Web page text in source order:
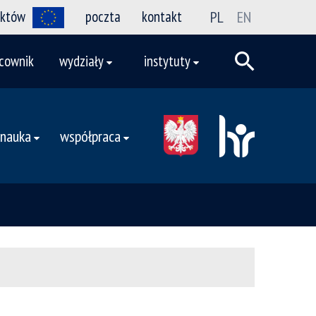
poczta kontakt PL EN
wydziały instytuty
nauka współpraca